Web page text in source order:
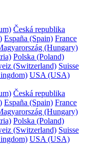
Česká republika
España (Spain) France
(Hungary)
Polska (Poland)
(Switzerland) Suisse
USA (USA)
Česká republika
España (Spain) France
(Hungary)
Polska (Poland)
(Switzerland) Suisse
USA (USA)